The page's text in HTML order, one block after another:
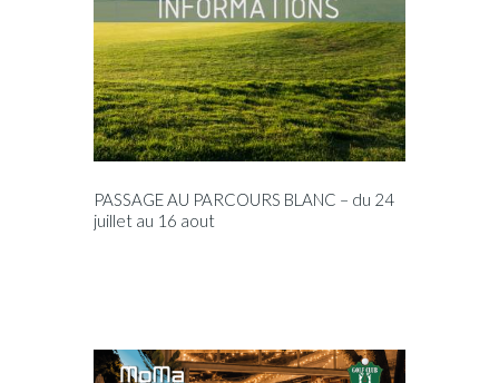
PASSAGE AU PARCOURS BLANC – du 24
juillet au 16 aout